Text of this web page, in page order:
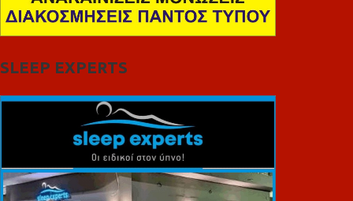
SLEEP EXPERTS